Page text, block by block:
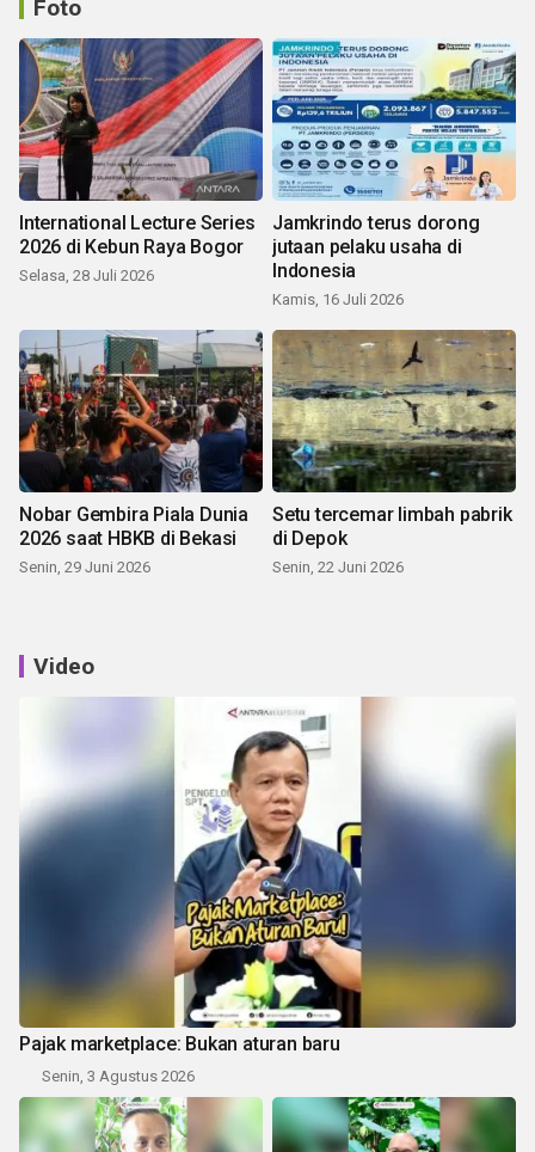
Foto
International Lecture Series
2026 di Kebun Raya Bogor
Selasa, 28 Juli 2026
Jamkrindo terus dorong
jutaan pelaku usaha di
Indonesia
Kamis, 16 Juli 2026
Nobar Gembira Piala Dunia
2026 saat HBKB di Bekasi
Senin, 29 Juni 2026
Setu tercemar limbah pabrik
di Depok
Senin, 22 Juni 2026
Video
Pajak marketplace: Bukan aturan baru
Senin, 3 Agustus 2026